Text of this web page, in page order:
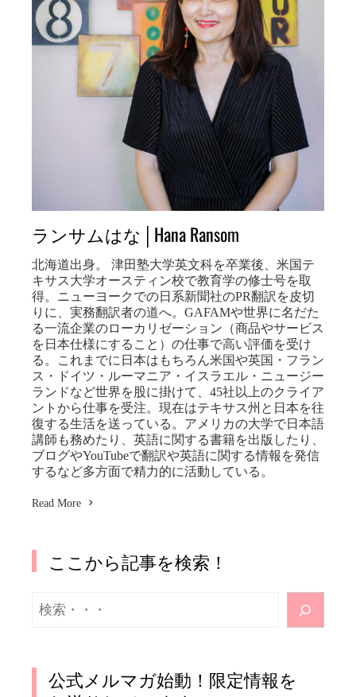
ランサムはな│Hana Ransom
北海道出身。 津田塾大学英文科を卒業後、米国テ
キサス大学オースティン校で教育学の修士号を取
得。ニューヨークでの日系新聞社のPR翻訳を皮切
りに、実務翻訳者の道へ。GAFAMや世界に名だた
る一流企業のローカリゼーション（商品やサービス
を日本仕様にすること）の仕事で高い評価を受け
る。これまでに日本はもちろん米国や英国・フラン
ス・ドイツ・ルーマニア・イスラエル・ニュージー
ランドなど世界を股に掛けて、45社以上のクライア
ントから仕事を受注。現在はテキサス州と日本を往
復する生活を送っている。アメリカの大学で日本語
講師も務めたり、英語に関する書籍を出版したり、
ブログやYouTubeで翻訳や英語に関する情報を発信
するなど多方面で精力的に活動している。
Read More
ここから記事を検索！
索
公式メルマガ始動！限定情報を